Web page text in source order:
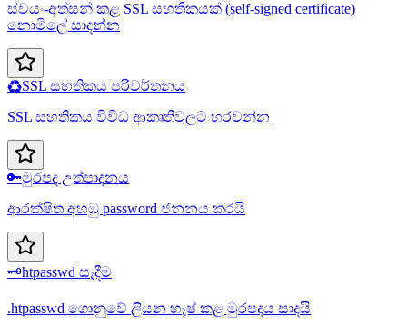
ස්වයං-අත්සන් කළ SSL සහතිකයක් (self-signed certificate)
නොමිලේ සාදන්න
♻️SSL සහතිකය පරිවර්තනය
SSL සහතිකය විවිධ ආකෘතිවලට හරවන්න
🔑මුරපද උත්පාදනය
ආරක්ෂිත අහඹු password ජනනය කරයි
🗝️htpasswd සෑදීම
.htpasswd ගොනුවේ ලියන හෑෂ් කළ මුරපදය සාදයි